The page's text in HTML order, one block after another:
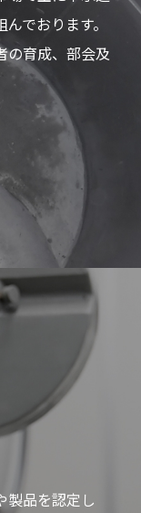
でおります。
の育成、部会及
製品を認定し